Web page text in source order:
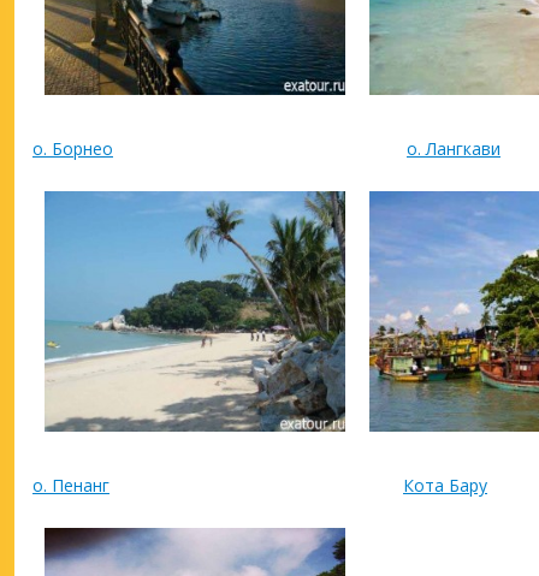
о. Борнео о. Лангкави
о. Пенанг Кота Бару